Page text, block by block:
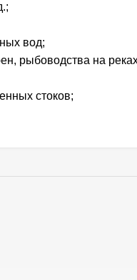
вод;
рыбоводства на
стоков;